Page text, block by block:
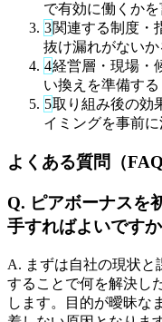
で有効に働くか
3関連する制度・
抜け漏れがない
4経営層・現場・
い換えを準備する
5取り組み後の効
イミングを事前に
よくある質問（FAQ
Q. ピアボーナスを
手すればよいです
A. まずは自社の現状と
することで何を解決し
します。目的が曖昧な